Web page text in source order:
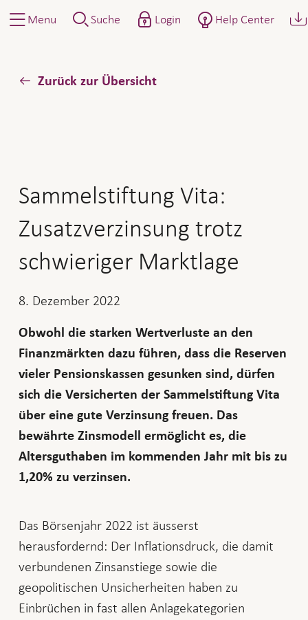
Menu Suche Login Help Center
Zurück zur Übersicht
Sammelstiftung Vita:
Zusatzverzinsung trotz
schwieriger Marktlage
8. Dezember 2022
Obwohl die starken Wertverluste an den
Finanzmärkten dazu führen, dass die Reserven
vieler Pensionskassen gesunken sind, dürfen
sich die Versicherten der Sammelstiftung Vita
über eine gute Verzinsung freuen. Das
bewährte Zinsmodell ermöglicht es, die
Altersguthaben im kommenden Jahr mit bis zu
1,20% zu verzinsen.
Das Börsenjahr 2022 ist äusserst
herausfordernd: Der Inflationsdruck, die damit
verbundenen Zinsanstiege sowie die
geopolitischen Unsicherheiten haben zu
Einbrüchen in fast allen Anlagekategorien